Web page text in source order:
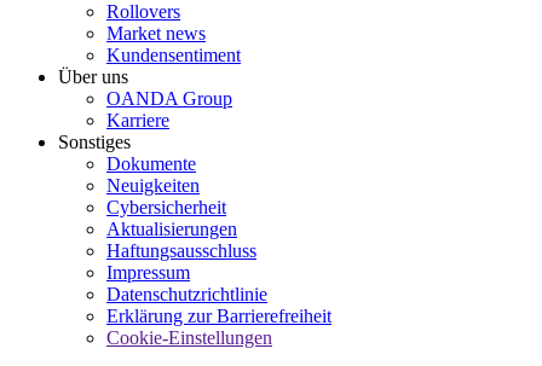
Rollovers
Market news
Kundensentiment
Über uns
OANDA Group
Karriere
Sonstiges
Dokumente
Neuigkeiten
Cybersicherheit
Aktualisierungen
Haftungsausschluss
Impressum
Datenschutzrichtlinie
Erklärung zur Barrierefreiheit
Cookie-Einstellungen